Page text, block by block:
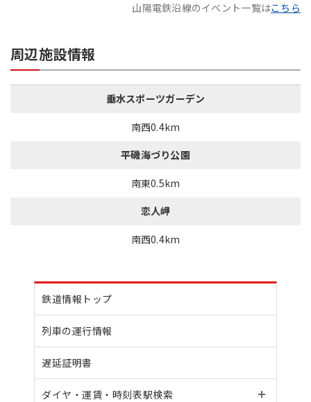
山陽電鉄沿線のイベント一覧はこちら
周辺施設情報
垂水スポーツガーデン
南西0.4km
平磯海づり公園
南東0.5km
恋人岬
南西0.4km
鉄道情報トップ
列車の運行情報
遅延証明書
ダイヤ・運賃・ 時刻表駅検索